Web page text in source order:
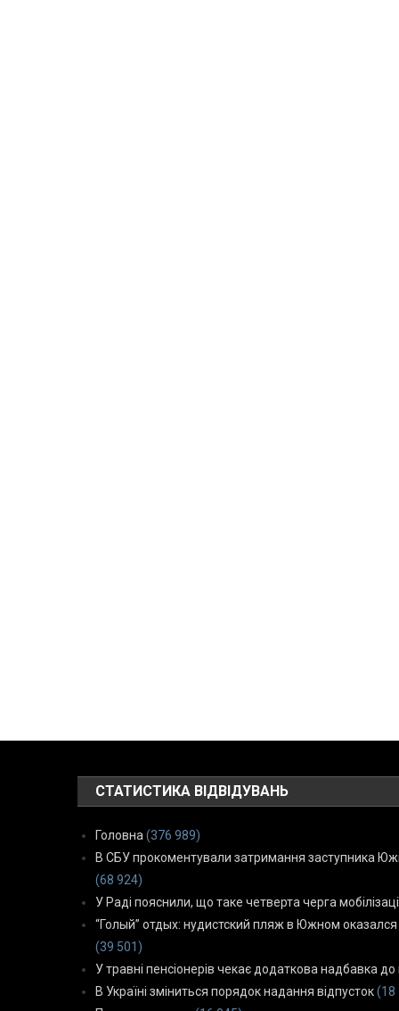
СТАТИСТИКА ВІДВІДУВАНЬ
Головна (376 989)
В СБУ прокоментували затримання заступника
(68 924)
У Раді пояснили, що таке четверта черга
“Голый” отдых: нудистский пляж в Южном
(39 501)
У травні пенсіонерів чекає додаткова надбавка до
В Україні зміниться порядок надання відпусток (18